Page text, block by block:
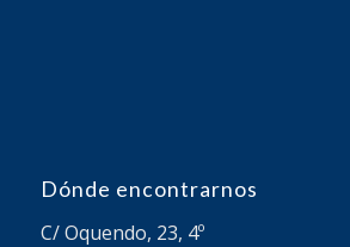
Dónde encontrarnos
C/ Oquendo, 23, 4º